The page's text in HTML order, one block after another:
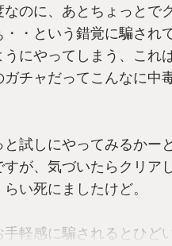
なのに、あとちょっとで
・・という錯覚に騙され
うにやってしまう、これ
ガチャだってこんなに中
と試しにやってみるかー
すが、気づいたらクリア
い死にましたけど。
手軽感に騙されるとひど